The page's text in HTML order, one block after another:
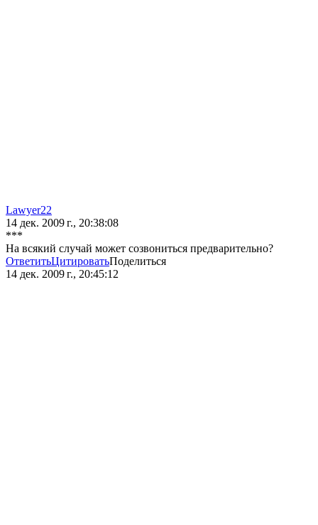
Lawyer22
14 дек. 2009 г., 20:38:08
***
На всякий случай может созвониться предварительно?
ОтветитьЦитироватьПоделиться
14 дек. 2009 г., 20:45:12